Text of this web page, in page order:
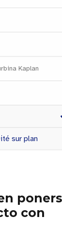
Kaplan
sur plan
con